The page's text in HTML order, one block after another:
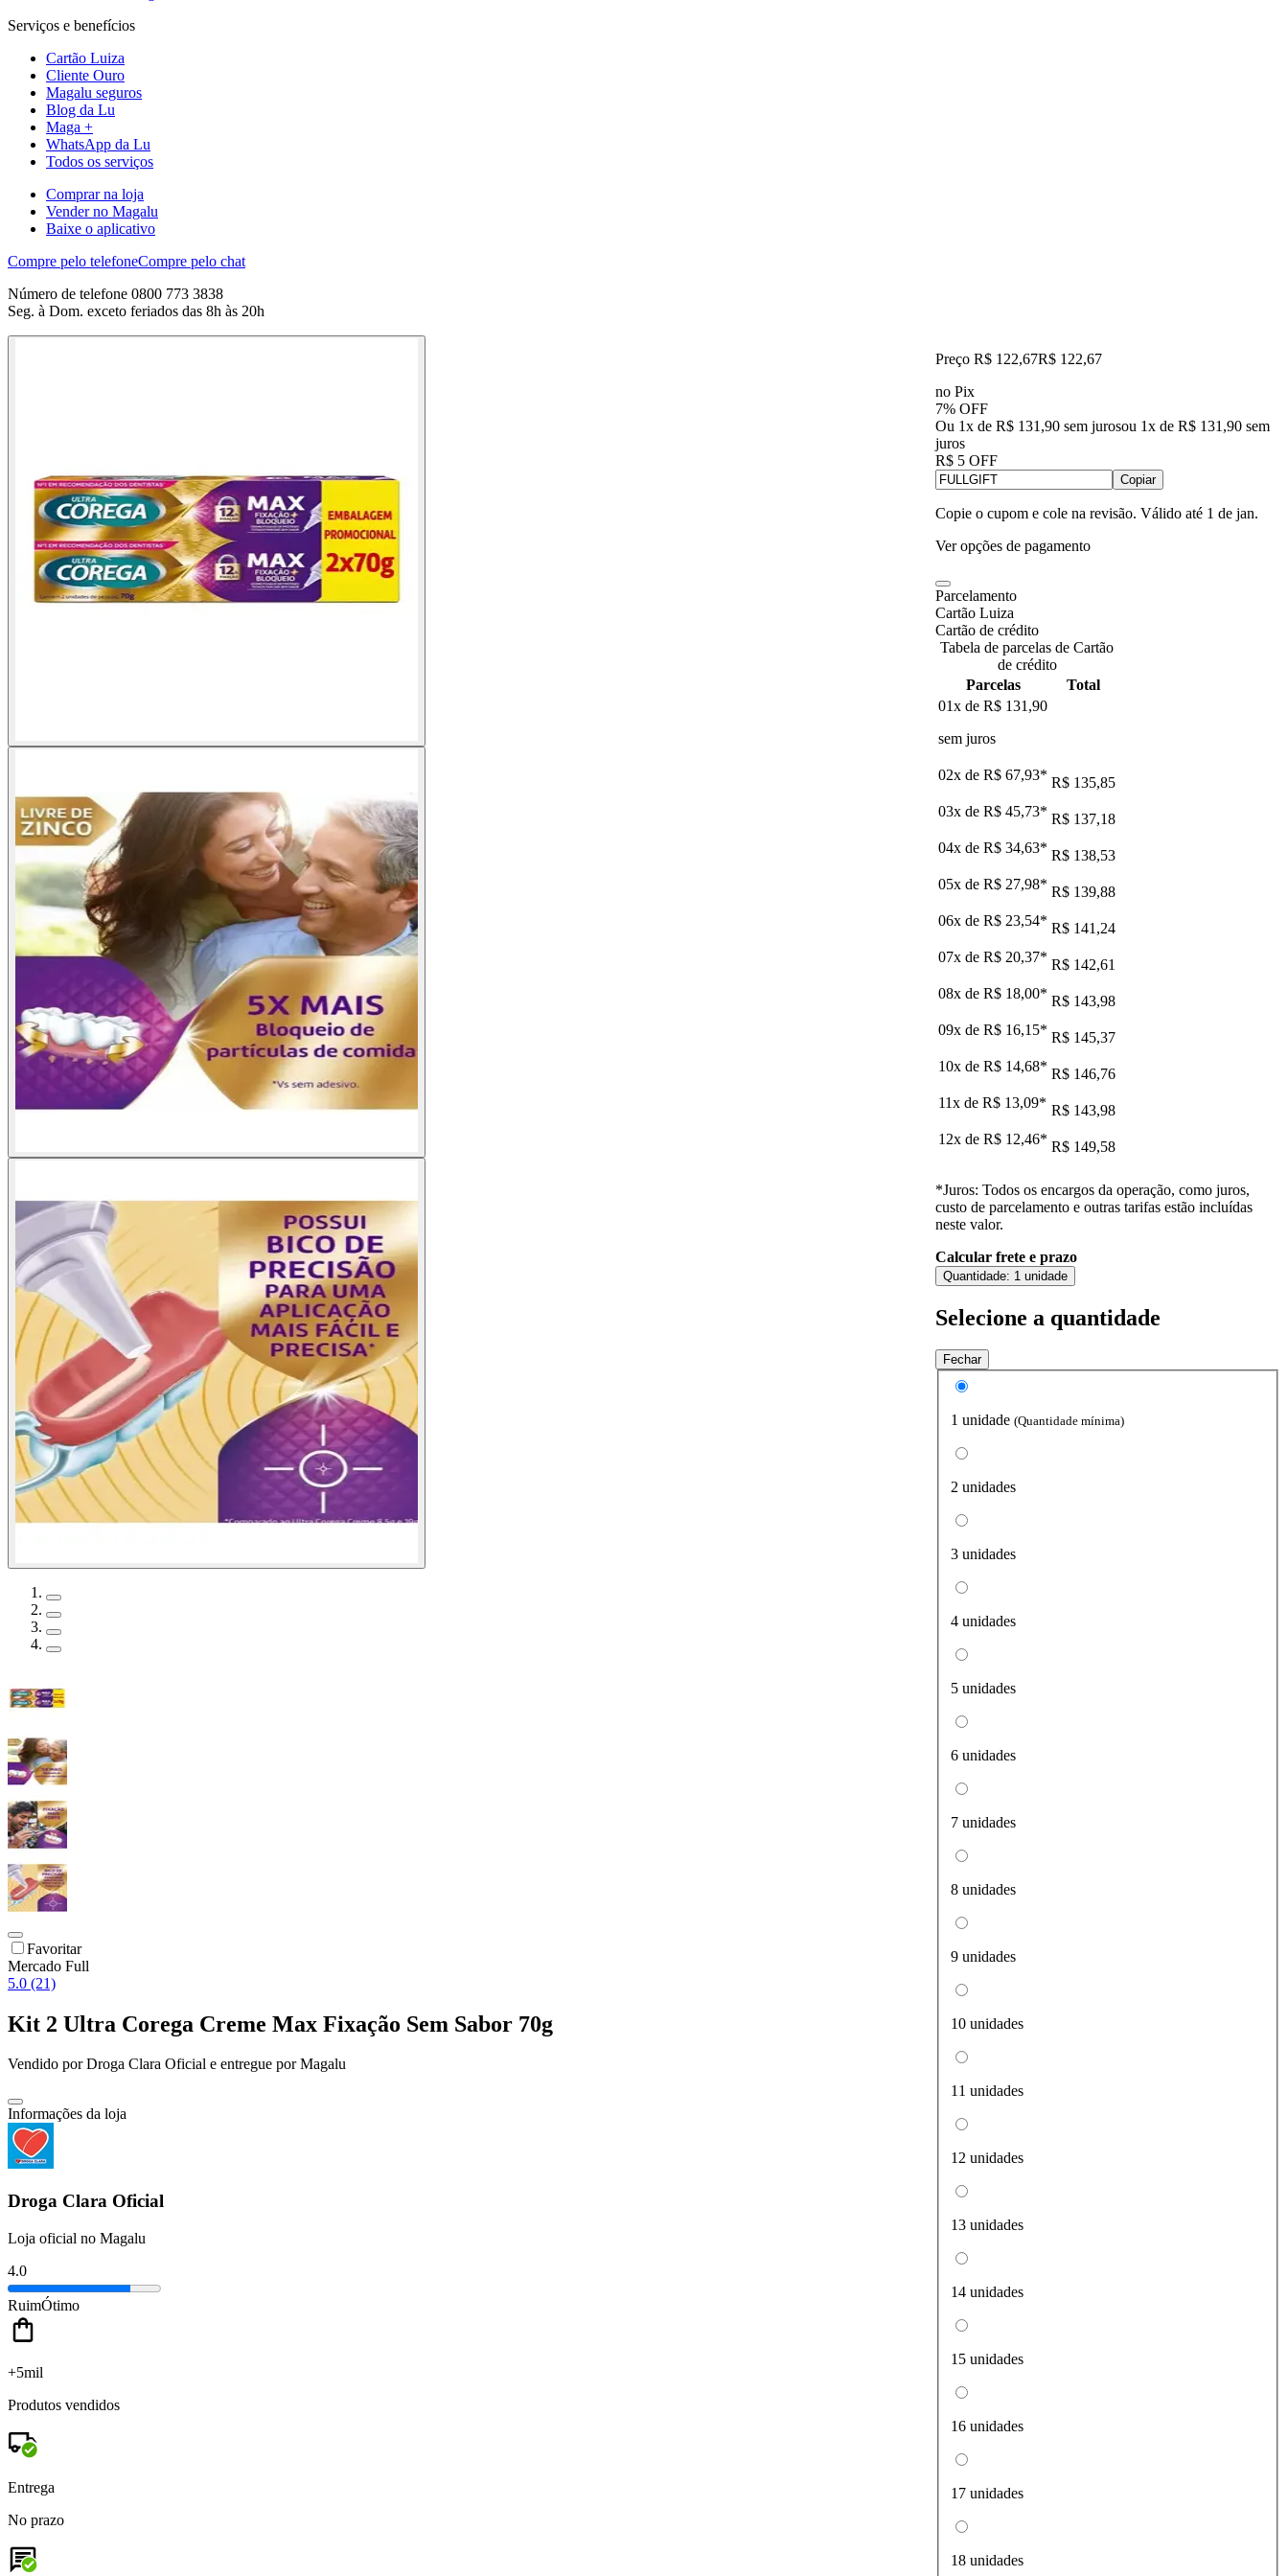
Serviços e benefícios
Cartão Luiza
Cliente Ouro
Magalu seguros
Blog da Lu
Maga +
WhatsApp da Lu
Todos os serviços
Comprar na loja
Vender no Magalu
Baixe o aplicativo
Compre pelo telefoneCompre pelo chat
Número de telefone 0800 773 3838
Seg. à Dom. exceto feriados das 8h às 20h
Favoritar
Mercado Full
5.0 (21)
Kit 2 Ultra Corega Creme Max Fixação Sem Sabor 70g
Vendido porDroga Clara Oficial e entregue por Magalu
Informações da loja
Droga Clara Oficial
Loja oficial no Magalu
4.0
RuimÓtimo
+5mil
Produtos vendidos
Entrega
No prazo
Preço R$ 122,67R$ 122,67
no Pix
7% OFF
Ou 1x de R$ 131,90 sem jurosou 1x de R$ 131,90 sem
juros
R$ 5 OFF
Copiar
Copie o cupom e cole na revisão. Válido até 1 de jan.
Ver opções de pagamento
Parcelamento
Cartão Luiza
Cartão de crédito
Tabela de parcelas de Cartão
de crédito
Parcelas
Total
01x de R$ 131,90
sem juros
02x de R$ 67,93* R$ 135,85
03x de R$ 45,73* R$ 137,18
04x de R$ 34,63* R$ 138,53
05x de R$ 27,98* R$ 139,88
06x de R$ 23,54* R$ 141,24
07x de R$ 20,37* R$ 142,61
08x de R$ 18,00* R$ 143,98
09x de R$ 16,15* R$ 145,37
10x de R$ 14,68* R$ 146,76
11x de R$ 13,09* R$ 143,98
12x de R$ 12,46* R$ 149,58
*Juros: Todos os encargos da operação, como juros,
custo de parcelamento e outras tarifas estão incluídas
neste valor.
Calcular frete e prazo
Quantidade: 1 unidade
Selecione a quantidade
Fechar
1 unidade (Quantidade mínima)
2 unidades
3 unidades
4 unidades
5 unidades
6 unidades
7 unidades
8 unidades
9 unidades
10 unidades
11 unidades
12 unidades
13 unidades
14 unidades
15 unidades
16 unidades
17 unidades
18 unidades